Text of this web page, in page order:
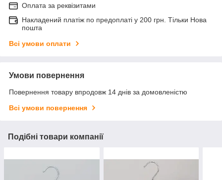
Оплата за реквізитами
Накладений платіж по предоплаті у 200 грн. Тільки Нова
пошта
Всі умови оплати
Умови повернення
Повернення товару впродовж 14 днів за домовленістю
Всі умови повернення
Подібні товари компанії